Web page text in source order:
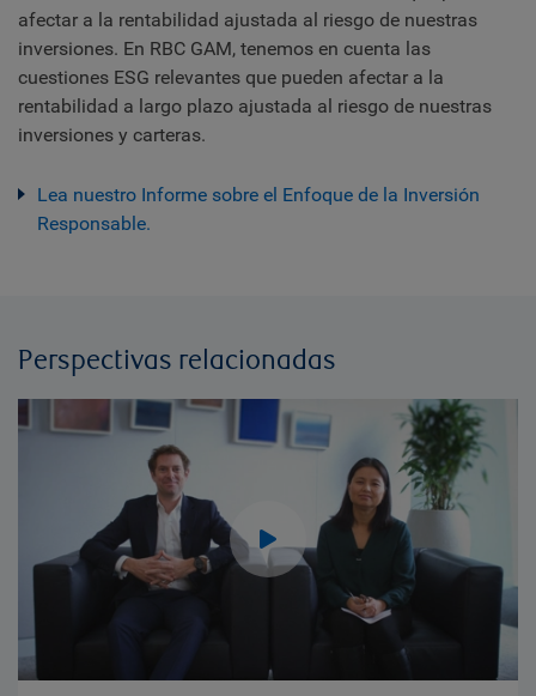
afectar a la rentabilidad ajustada al riesgo de nuestras
inversiones. En RBC GAM, tenemos en cuenta las
cuestiones ESG relevantes que pueden afectar a la
rentabilidad a largo plazo ajustada al riesgo de nuestras
inversiones y carteras.
Lea nuestro Informe sobre el Enfoque de la Inversión
Responsable.
Perspectivas relacionadas